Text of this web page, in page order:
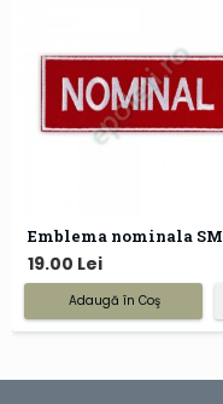
19.00 Lei
Adaugă în Coş